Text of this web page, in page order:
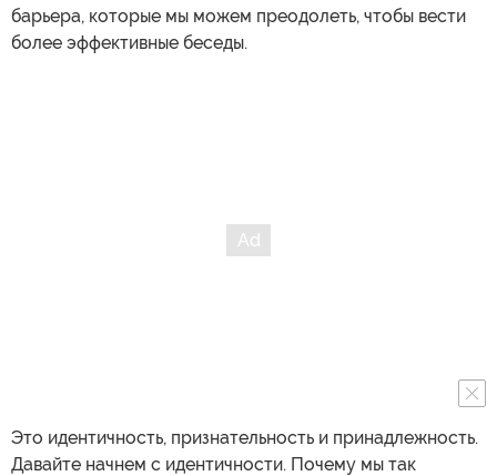
барьера, которые мы можем преодолеть, чтобы вести
более эффективные беседы.
Это идентичность, признательность и принадлежность.
Давайте начнем с идентичности. Почему мы так